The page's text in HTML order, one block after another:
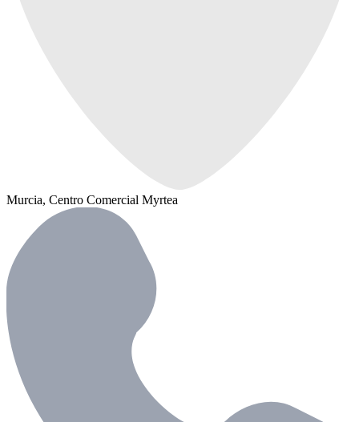
Murcia, Centro Comercial Myrtea